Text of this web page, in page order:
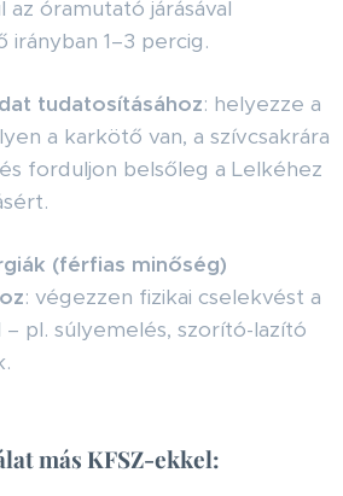
az óramutató járásával
irányban 1–3 percig.
tudatosításához: helyezze a
a karkötő van, a szívcsakrára
forduljon belsőleg a Lelkéhez
(férfias minőség)
: végezzen fizikai cselekvést a
pl. súlyemelés, szorító-lazító
más KFSZ-ekkel: